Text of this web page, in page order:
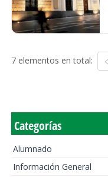
7 elementos en total:
Categorías
Alumnado
Información General